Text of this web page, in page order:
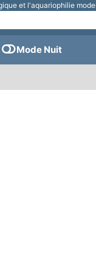
et l'aquariophilie
Mode Nuit